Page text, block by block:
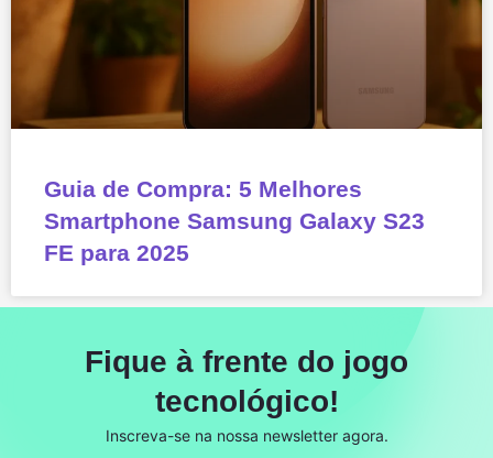
Guia de Compra: 5 Melhores
Smartphone Samsung Galaxy S23
FE para 2025
Fique à frente do jogo
tecnológico!
Inscreva-se na nossa newsletter agora.